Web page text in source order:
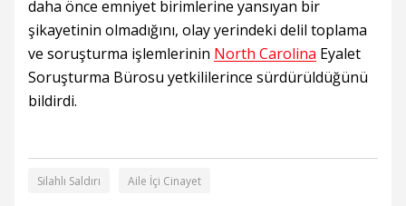
daha önce emniyet birimlerine yansıyan bir
şikayetinin olmadığını, olay yerindeki delil toplama
ve soruşturma işlemlerinin North Carolina Eyalet
Soruşturma Bürosu yetkililerince sürdürüldüğünü
bildirdi.
Silahlı Saldırı Aile İçi Cinayet